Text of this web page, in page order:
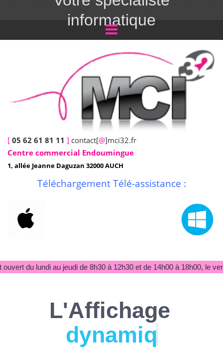
informatique
[ 05 62 61 81 11 ] contact[@]mci32.fr
Centre commercial Endoumingue
1, allée Jeanne Daguzan 32000 AUCH
Téléchargement Télé-assistance :
du lundi au jeudi de 8h30 à 12h30 et de 14h00 à 18h00, le
L'Affichage
ynamiqu